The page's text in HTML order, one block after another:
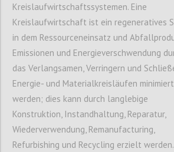
vor allem darum, in welcher
Richtung sich diese auswirken w
Kreislaufwirtschaftssystemen. Eine
Kreislaufwirtschaft ist ein regeneratives
in dem Ressourceneinsatz und
Emissionen und Energieverschwendung
das Verlangsamen, Verringern und
Energie- und Materialkreisläufen minimiert
werden; dies kann durch langlebige
Konstruktion, Instandhaltung, Reparatur,
Wiederverwendung, Remanufacturing,
Refurbishing und Recycling erzielt